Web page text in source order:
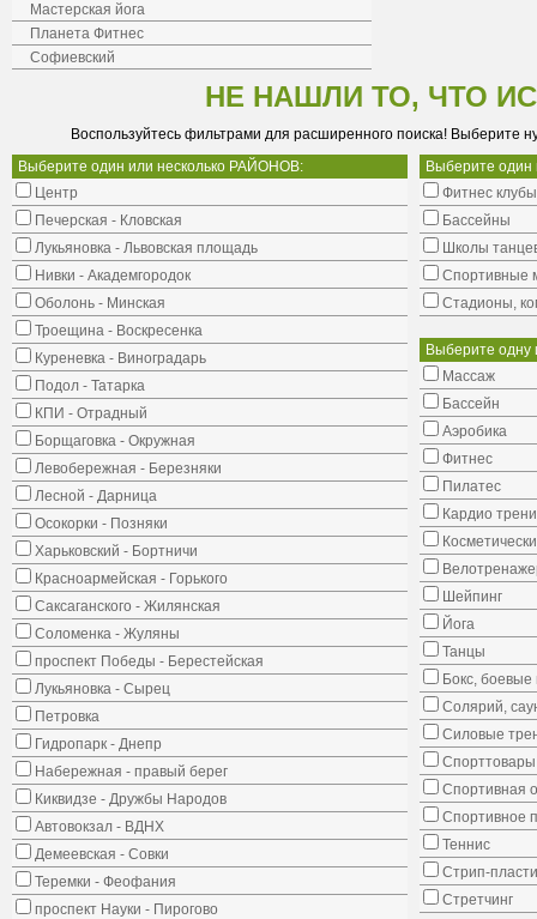
Мастерская йога
Планета Фитнес
Софиевский
НЕ НАШЛИ ТО, ЧТО
Воспользуйтесь фильтрами для расширенного поиска! Выберите
Выберите один или несколько РАЙОНОВ:
Центр
Печерская - Кловская
Лукьяновка - Львовская площадь
Нивки - Академгородок
Оболонь - Минская
Троещина - Воскресенка
Куреневка - Виноградарь
Подол - Татарка
КПИ - Отрадный
Борщаговка - Окружная
Левобережная - Березняки
Лесной - Дарница
Осокорки - Позняки
Харьковский - Бортничи
Красноармейская - Горького
Саксаганского - Жилянская
Соломенка - Жуляны
проспект Победы - Берестейская
Лукьяновка - Сырец
Петровка
Гидропарк - Днепр
Набережная - правый берег
Киквидзе - Дружбы Народов
Автовокзал - ВДНХ
Демеевская - Совки
Теремки - Феофания
проспект Науки - Пирогово
Выберите
Фитнес клубы
Бассейны
Школы
Cпортивные
Стадионы,
Выберите одну
Массаж
Бассейн
Аэробика
Фитнес
Пилатес
Кардио
Шейпинг
Йога
Танцы
Бокс, боевые
Солярий,
Силовые
Спортивная
Спортивное
Теннис
Стрип-
Стретчинг